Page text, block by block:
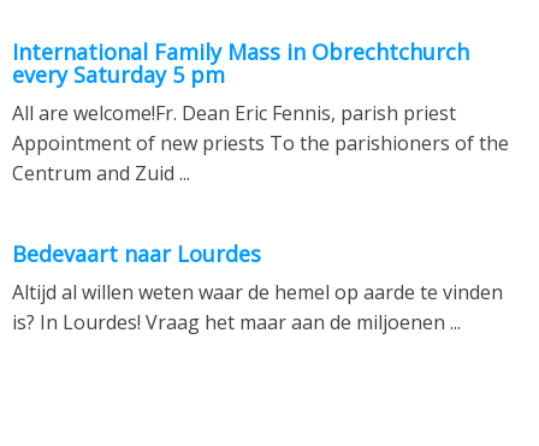
International Family Mass in Obrechtchurch
every Saturday 5 pm
All are welcome!Fr. Dean Eric Fennis, parish priest
Appointment of new priests To the parishioners of the
Centrum and Zuid ...
Bedevaart naar Lourdes
Altijd al willen weten waar de hemel op aarde te vinden
is? In Lourdes! Vraag het maar aan de miljoenen ...